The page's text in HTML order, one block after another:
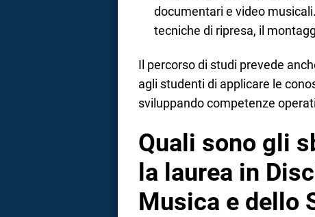
documentari e video
tecniche di ripresa, il
Il percorso di studi prevede
agli studenti di applicare le
sviluppando competenze
Quali sono gli
la laurea in
Musica e dello